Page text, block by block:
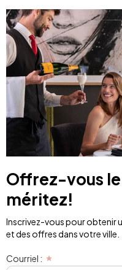
Offrez-vous
méritez!
Inscrivez-vous pour obtenir
et des offres dans votre ville.
Courriel :